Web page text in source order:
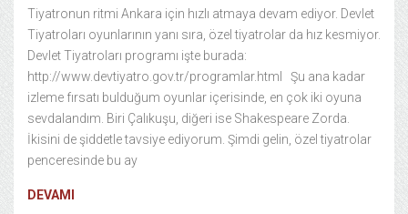
Tiyatronun ritmi Ankara için hızlı atmaya devam ediyor. Devlet
Tiyatroları oyunlarının yanı sıra, özel tiyatrolar da hız kesmiyor.
Devlet Tiyatroları programı işte burada:
http://www.devtiyatro.gov.tr/programlar.html Şu ana kadar
izleme fırsatı bulduğum oyunlar içerisinde, en çok iki oyuna
sevdalandım. Biri Çalıkuşu, diğeri ise Shakespeare Zorda.
İkisini de şiddetle tavsiye ediyorum. Şimdi gelin, özel tiyatrolar
penceresinde bu ay
DEVAMI